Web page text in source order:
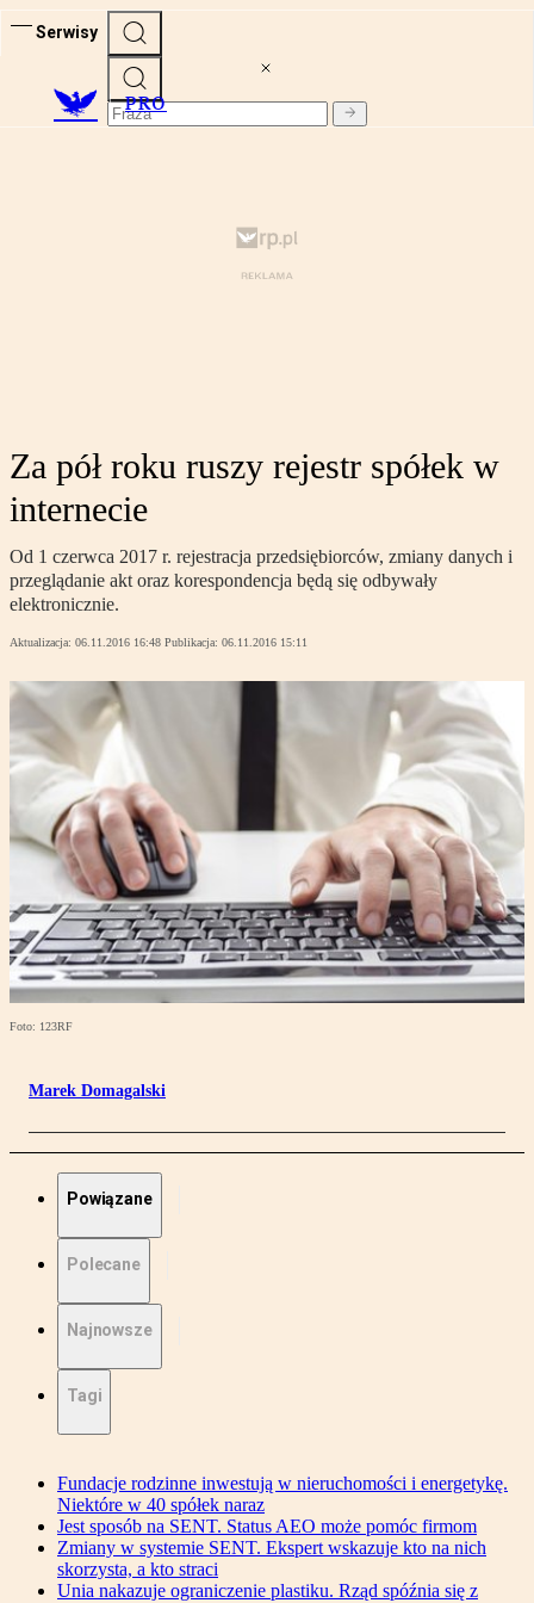
Serwisy
PRO
Za pół roku ruszy rejestr spółek w
internecie
Od 1 czerwca 2017 r. rejestracja przedsiębiorców, zmiany danych i
przeglądanie akt oraz korespondencja będą się odbywały
elektronicznie.
Aktualizacja: 06.11.2016 16:48 Publikacja: 06.11.2016 15:11
Foto: 123RF
Marek Domagalski
Powiązane
Polecane
Najnowsze
Tagi
Fundacje rodzinne inwestują w nieruchomości i energetykę.
Niektóre w 40 spółek naraz
Jest sposób na SENT. Status AEO może pomóc firmom
Zmiany w systemie SENT. Ekspert wskazuje kto na nich
skorzysta, a kto straci
Unia nakazuje ograniczenie plastiku. Rząd spóźnia się z